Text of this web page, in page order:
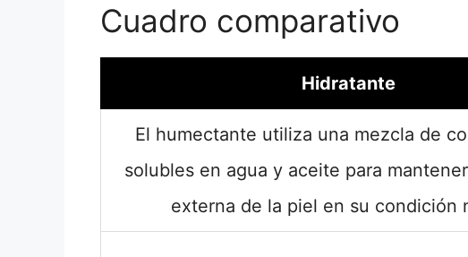
Cuadro comparativo
Hidratante
El humectante utiliza una mezcla de
solubles en agua y aceite para
externa de la piel en su condición